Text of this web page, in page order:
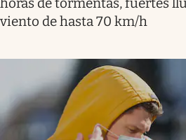
viento de hasta 70 km/h